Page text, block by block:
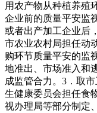
用农产物从种植养殖
企业前的质量平安监
或者出产加工企业后
市农业农村局担任动
购环节质量平安的监
地准出、市场准入和
成监管合力。3．取
生健康委员会担任食
视办理局等部分制定